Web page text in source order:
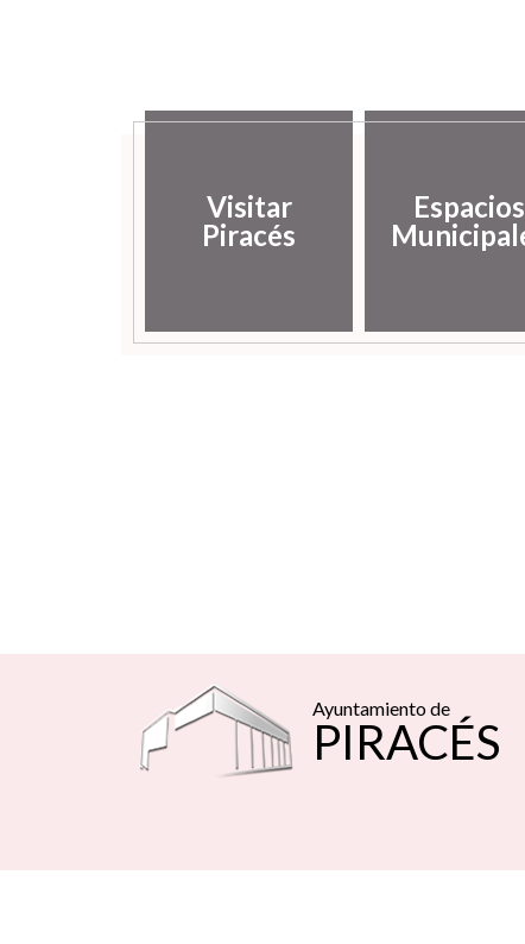
Visitar
Piracés
Espacios
Ayuntamiento de
PIRACÉS